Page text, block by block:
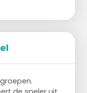
lijn of voor